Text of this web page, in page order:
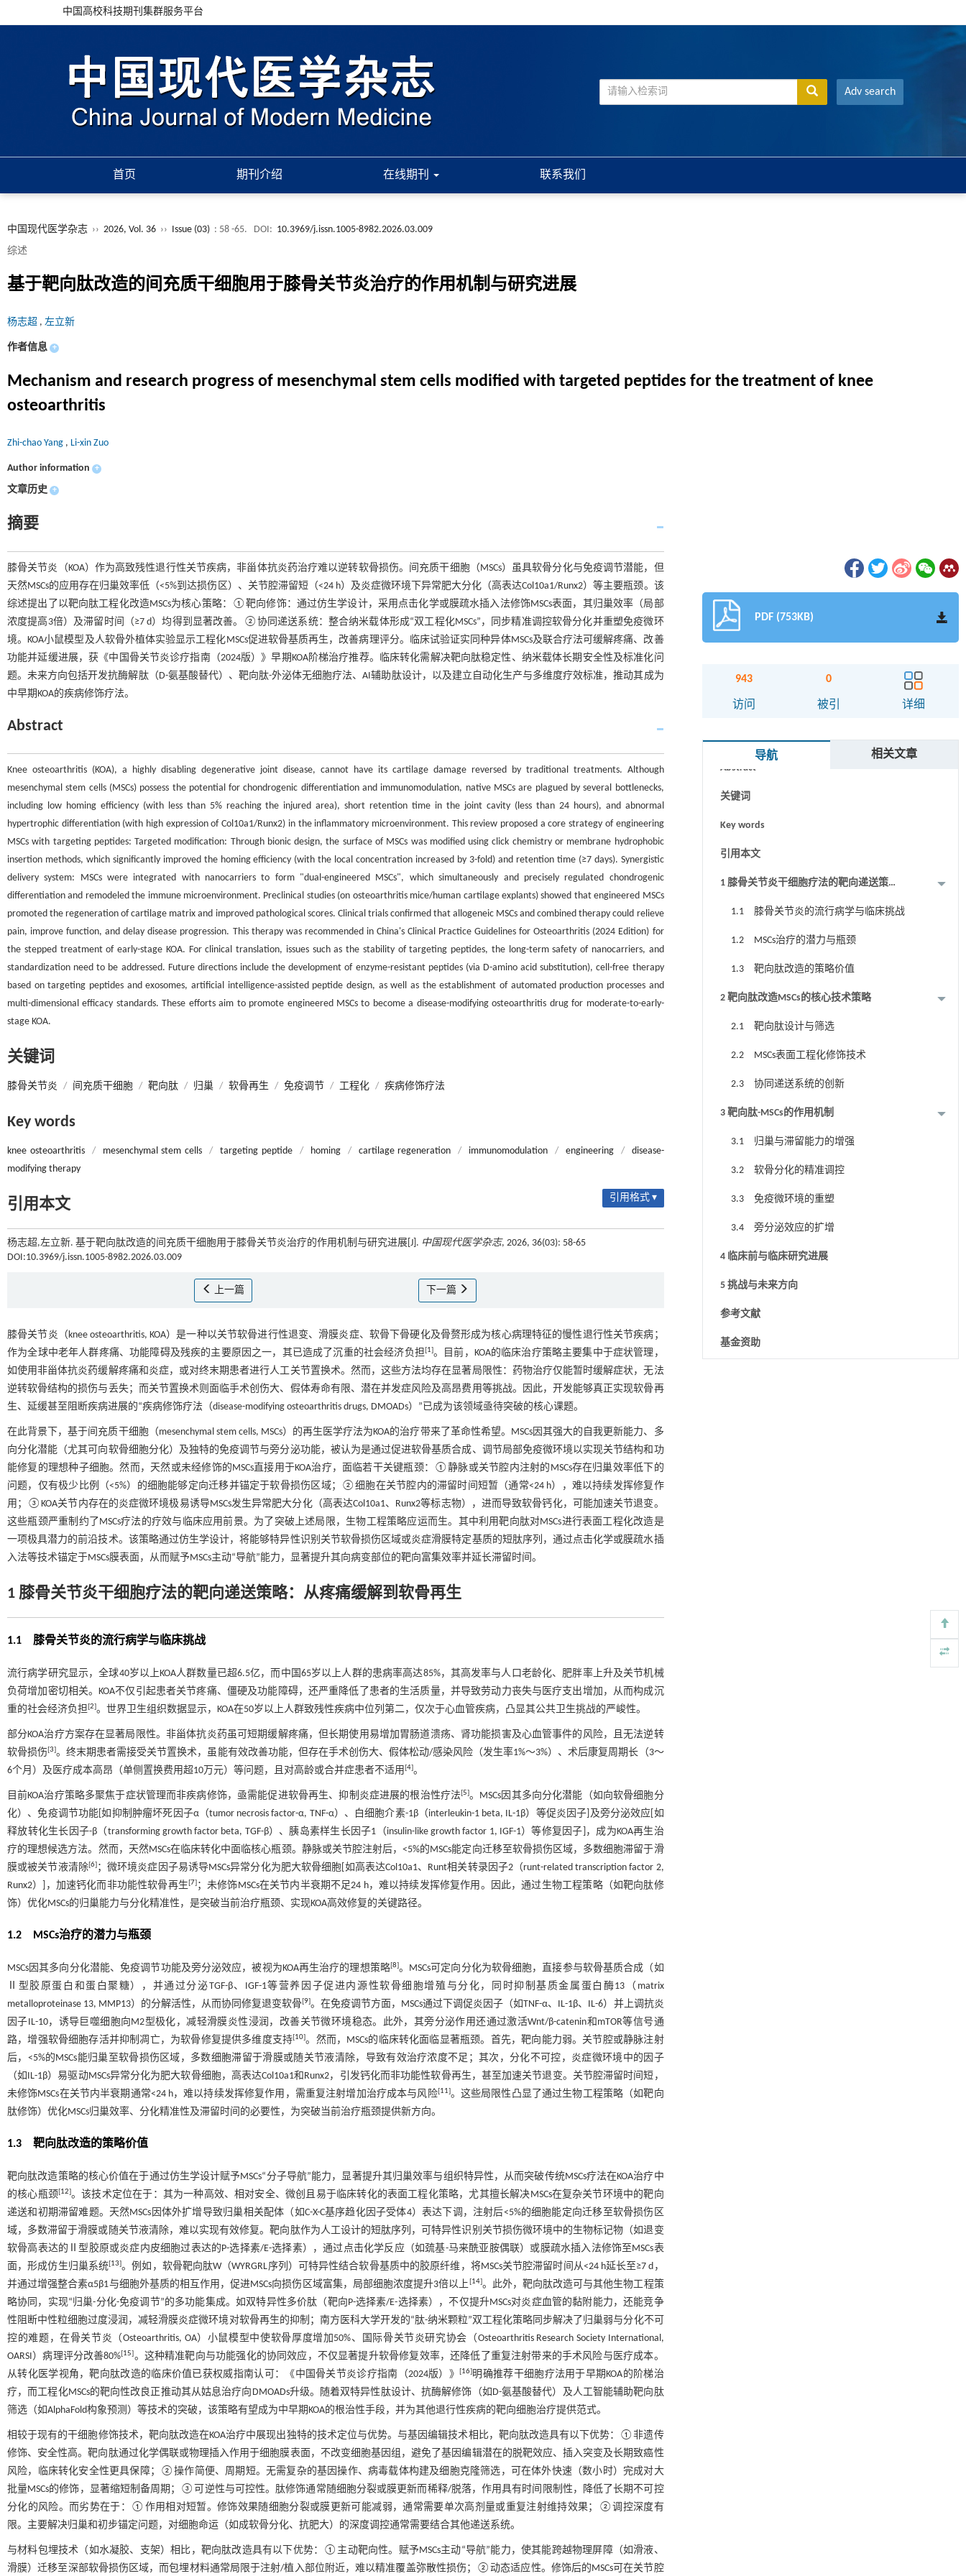
中国高校科技期刊集群服务平台
Adv search
首页 期刊介绍 在线期刊 联系我们
中国现代医学杂志 ›› 2026, Vol. 36 ›› Issue (03) : 58 -65. DOI: 10.3969/j.issn.1005-8982.2026.03.009
综述
基于靶向肽改造的间充质干细胞用于膝骨关节炎治疗的作用机制与研究进展
杨志超 , 左立新
作者信息 +
Mechanism and research progress of mesenchymal stem cells modified with targeted peptides for the treatment of knee
osteoarthritis
Zhi-chao Yang , Li-xin Zuo
Author information +
文章历史 +
摘要
膝骨关节炎（KOA）作为高致残性退行性关节疾病，非甾体抗炎药治疗难以逆转软骨损伤。间充质干细胞（MSCs）虽具软骨分化与免疫调节潜能，但
天然MSCs的应用存在归巢效率低（<5%到达损伤区）、关节腔滞留短（<24 h）及炎症微环境下异常肥大分化（高表达Col10a1/Runx2）等主要瓶颈。该
综述提出了以靶向肽工程化改造MSCs为核心策略：①靶向修饰：通过仿生学设计，采用点击化学或膜疏水插入法修饰MSCs表面，其归巢效率（局部
浓度提高3倍）及滞留时间（≥7 d）均得到显著改善。②协同递送系统：整合纳米载体形成“双工程化MSCs”，同步精准调控软骨分化并重塑免疫微环
境。KOA小鼠模型及人软骨外植体实验显示工程化MSCs促进软骨基质再生，改善病理评分。临床试验证实同种异体MSCs及联合疗法可缓解疼痛、改善
功能并延缓进展，获《中国骨关节炎诊疗指南（2024版）》早期KOA阶梯治疗推荐。临床转化需解决靶向肽稳定性、纳米载体长期安全性及标准化问
题。未来方向包括开发抗酶解肽（D-氨基酸替代）、靶向肽-外泌体无细胞疗法、AI辅助肽设计，以及建立自动化生产与多维度疗效标准，推动其成为
中早期KOA的疾病修饰疗法。
Abstract
Knee osteoarthritis (KOA), a highly disabling degenerative joint disease, cannot have its cartilage damage reversed by traditional treatments. Although
mesenchymal stem cells (MSCs) possess the potential for chondrogenic differentiation and immunomodulation, native MSCs are plagued by several bottlenecks,
including low homing efficiency (with less than 5% reaching the injured area), short retention time in the joint cavity (less than 24 hours), and abnormal
hypertrophic differentiation (with high expression of Col10a1/Runx2) in the inflammatory microenvironment. This review proposed a core strategy of engineering
MSCs with targeting peptides: Targeted modification: Through bionic design, the surface of MSCs was modified using click chemistry or membrane hydrophobic
insertion methods, which significantly improved the homing efficiency (with the local concentration increased by 3-fold) and retention time (≥7 days). Synergistic
delivery system: MSCs were integrated with nanocarriers to form "dual-engineered MSCs", which simultaneously and precisely regulated chondrogenic
differentiation and remodeled the immune microenvironment. Preclinical studies (on osteoarthritis mice/human cartilage explants) showed that engineered MSCs
promoted the regeneration of cartilage matrix and improved pathological scores. Clinical trials confirmed that allogeneic MSCs and combined therapy could relieve
pain, improve function, and delay disease progression. This therapy was recommended in China's Clinical Practice Guidelines for Osteoarthritis (2024 Edition) for
the stepped treatment of early-stage KOA. For clinical translation, issues such as the stability of targeting peptides, the long-term safety of nanocarriers, and
standardization need to be addressed. Future directions include the development of enzyme-resistant peptides (via D-amino acid substitution), cell-free therapy
based on targeting peptides and exosomes, artificial intelligence-assisted peptide design, as well as the establishment of automated production processes and
multi-dimensional efficacy standards. These efforts aim to promote engineered MSCs to become a disease-modifying osteoarthritis drug for moderate-to-early-
stage KOA.
关键词
膝骨关节炎 / 间充质干细胞 / 靶向肽 / 归巢 / 软骨再生 / 免疫调节 / 工程化 / 疾病修饰疗法
Key words
knee osteoarthritis / mesenchymal stem cells / targeting peptide / homing / cartilage regeneration / immunomodulation / engineering /
disease-
modifying therapy
引用本文 引用格式 ▾
杨志超,左立新. 基于靶向肽改造的间充质干细胞用于膝骨关节炎治疗的作用机制与研究进展[J]. 中国现代医学杂志, 2026, 36(03): 58-65
DOI:10.3969/j.issn.1005-8982.2026.03.009
上一篇 下一篇
膝骨关节炎（knee osteoarthritis, KOA）是一种以关节软骨进行性退变、滑膜炎症、软骨下骨硬化及骨赘形成为核心病理特征的慢性退行性关节疾病；
作为全球中老年人群疼痛、功能障碍及残疾的主要原因之一，其已造成了沉重的社会经济负担[1]。目前，KOA的临床治疗策略主要集中于症状管理，
如使用非甾体抗炎药缓解疼痛和炎症，或对终末期患者进行人工关节置换术。然而，这些方法均存在显著局限性：药物治疗仅能暂时缓解症状，无法
逆转软骨结构的损伤与丢失；而关节置换术则面临手术创伤大、假体寿命有限、潜在并发症风险及高昂费用等挑战。因此，开发能够真正实现软骨再
生、延缓甚至阻断疾病进展的“疾病修饰疗法（disease-modifying osteoarthritis drugs, DMOADs）”已成为该领域亟待突破的核心课题。
在此背景下，基于间充质干细胞（mesenchymal stem cells, MSCs）的再生医学疗法为KOA的治疗带来了革命性希望。MSCs因其强大的自我更新能力、多
向分化潜能（尤其可向软骨细胞分化）及独特的免疫调节与旁分泌功能，被认为是通过促进软骨基质合成、调节局部免疫微环境以实现关节结构和功
能修复的理想种子细胞。然而，天然或未经修饰的MSCs直接用于KOA治疗，面临若干关键瓶颈：①静脉或关节腔内注射的MSCs存在归巢效率低下的
问题，仅有极少比例（<5%）的细胞能够定向迁移并锚定于软骨损伤区域；②细胞在关节腔内的滞留时间短暂（通常<24 h），难以持续发挥修复作
用；③KOA关节内存在的炎症微环境极易诱导MSCs发生异常肥大分化（高表达Col10a1、Runx2等标志物），进而导致软骨钙化，可能加速关节退变。
这些瓶颈严重制约了MSCs疗法的疗效与临床应用前景。为了突破上述局限，生物工程策略应运而生。其中利用靶向肽对MSCs进行表面工程化改造是
一项极具潜力的前沿技术。该策略通过仿生学设计，将能够特异性识别关节软骨损伤区域或炎症滑膜特定基质的短肽序列，通过点击化学或膜疏水插
入法等技术锚定于MSCs膜表面，从而赋予MSCs主动“导航”能力，显著提升其向病变部位的靶向富集效率并延长滞留时间。
1 膝骨关节炎干细胞疗法的靶向递送策略：从疼痛缓解到软骨再生
1.1 膝骨关节炎的流行病学与临床挑战
流行病学研究显示，全球40岁以上KOA人群数量已超6.5亿，而中国65岁以上人群的患病率高达85%，其高发率与人口老龄化、肥胖率上升及关节机械
负荷增加密切相关。KOA不仅引起患者关节疼痛、僵硬及功能障碍，还严重降低了患者的生活质量，并导致劳动力丧失与医疗支出增加，从而构成沉
重的社会经济负担[2]。世界卫生组织数据显示，KOA在50岁以上人群致残性疾病中位列第二，仅次于心血管疾病，凸显其公共卫生挑战的严峻性。
部分KOA治疗方案存在显著局限性。非甾体抗炎药虽可短期缓解疼痛，但长期使用易增加胃肠道溃疡、肾功能损害及心血管事件的风险，且无法逆转
软骨损伤[3]。终末期患者需接受关节置换术，虽能有效改善功能，但存在手术创伤大、假体松动/感染风险（发生率1%～3%）、术后康复周期长（3～
6个月）及医疗成本高昂（单侧置换费用超10万元）等问题，且对高龄或合并症患者不适用 [4]。
目前KOA治疗策略多聚焦于症状管理而非疾病修饰，亟需能促进软骨再生、抑制炎症进展的根治性疗法[5]。MSCs因其多向分化潜能（如向软骨细胞分
化）、免疫调节功能[如抑制肿瘤坏死因子α（tumor necrosis factor-α, TNF-α）、白细胞介素-1β（interleukin-1 beta, IL-1β）等促炎因子]及旁分泌效应[如
释放转化生长因子-β（transforming growth factor beta, TGF-β）、胰岛素样生长因子1（insulin-like growth factor 1, IGF-1）等修复因子]，成为KOA再生治
疗的理想候选方法。然而，天然MSCs在临床转化中面临核心瓶颈。静脉或关节腔注射后，<5%的MSCs能定向迁移至软骨损伤区域，多数细胞滞留于滑
膜或被关节液清除[6]；微环境炎症因子易诱导MSCs异常分化为肥大软骨细胞[如高表达Col10a1、Runt相关转录因子2（runt-related transcription factor 2,
Runx2）]，加速钙化而非功能性软骨再生[7]；未修饰MSCs在关节内半衰期不足24 h，难以持续发挥修复作用。因此，通过生物工程策略（如靶向肽修
饰）优化MSCs的归巢能力与分化精准性，是突破当前治疗瓶颈、实现KOA高效修复的关键路径。
1.2 MSCs治疗的潜力与瓶颈
MSCs因其多向分化潜能、免疫调节功能及旁分泌效应，被视为KOA再生治疗的理想策略[8]。MSCs可定向分化为软骨细胞，直接参与软骨基质合成（如
Ⅱ型胶原蛋白和蛋白聚糖），并通过分泌TGF-β、IGF-1等营养因子促进内源性软骨细胞增殖与分化，同时抑制基质金属蛋白酶13（matrix
metalloproteinase 13, MMP13）的分解活性，从而协同修复退变软骨[9]。在免疫调节方面，MSCs通过下调促炎因子（如TNF-α、IL-1β、IL-6）并上调抗炎
因子IL-10，诱导巨噬细胞向M2型极化，减轻滑膜炎性浸润，改善关节微环境稳态。此外，其旁分泌作用还通过激活Wnt/β-catenin和mTOR等信号通
路，增强软骨细胞存活并抑制凋亡，为软骨修复提供多维度支持[10]。然而，MSCs的临床转化面临显著瓶颈。首先，靶向能力弱。关节腔或静脉注射
后，<5%的MSCs能归巢至软骨损伤区域，多数细胞滞留于滑膜或随关节液清除，导致有效治疗浓度不足；其次，分化不可控，炎症微环境中的因子
（如IL-1β）易驱动MSCs异常分化为肥大软骨细胞，高表达Col10a1和Runx2，引发钙化而非功能性软骨再生，甚至加速关节退变。关节腔滞留时间短，
未修饰MSCs在关节内半衰期通常<24 h，难以持续发挥修复作用，需重复注射增加治疗成本与风险[11]。这些局限性凸显了通过生物工程策略（如靶向
肽修饰）优化MSCs归巢效率、分化精准性及滞留时间的必要性，为突破当前治疗瓶颈提供新方向。
1.3 靶向肽改造的策略价值
靶向肽改造策略的核心价值在于通过仿生学设计赋予MSCs“分子导航”能力，显著提升其归巢效率与组织特异性，从而突破传统MSCs疗法在KOA治疗中
的核心瓶颈[12]。该技术定位在于：其为一种高效、相对安全、微创且易于临床转化的表面工程化策略，尤其擅长解决MSCs在复杂关节环境中的靶向
递送和初期滞留难题。天然MSCs因体外扩增导致归巢相关配体（如C-X-C基序趋化因子受体4）表达下调，注射后<5%的细胞能定向迁移至软骨损伤区
域，多数滞留于滑膜或随关节液清除，难以实现有效修复。靶向肽作为人工设计的短肽序列，可特异性识别关节损伤微环境中的生物标记物（如退变
软骨高表达的Ⅱ型胶原或炎症内皮细胞过表达的P-选择素/E-选择素），通过点击化学反应（如巯基-马来酰亚胺偶联）或膜疏水插入法修饰至MSCs表
面，形成仿生归巢系统[13]。例如，软骨靶向肽W（WYRGRL序列）可特异性结合软骨基质中的胶原纤维，将MSCs关节腔滞留时间从<24 h延长至≥7 d，
并通过增强整合素α5β1与细胞外基质的相互作用，促进MSCs向损伤区域富集，局部细胞浓度提升3倍以上[14]。此外，靶向肽改造可与其他生物工程策
略协同，实现“归巢-分化-免疫调节”的多功能集成。如双特异性多价肽（靶向P-选择素/E-选择素），不仅提升MSCs对炎症血管的黏附能力，还能竞争
性阻断中性粒细胞过度浸润，减轻滑膜炎症微环境对软骨再生的抑制；南方医科大学开发的“肽-纳米颗粒”双工程化策略同步解决了归巢弱与分化不可
控的难题，在骨关节炎（Osteoarthritis, OA）小鼠模型中使软骨厚度增加50%、国际骨关节炎研究协会（Osteoarthritis Research Society International,
OARSI）病理评分改善80%[15]。这种精准靶向与功能强化的协同效应，不仅显著提升软骨修复效率，还降低了重复注射带来的手术风险与医疗成本。
从转化医学视角，靶向肽改造的临床价值已获权威指南认可：《中国骨关节炎诊疗指南（2024版）》[16]明确推荐干细胞疗法用于早期KOA的阶梯治
疗，而工程化MSCs的靶向性改良正推动其从姑息治疗向DMOADs升级。随着双特异性肽设计、抗酶解修饰（如D-氨基酸替代）及人工智能辅助靶向肽
筛选（如AlphaFold构象预测）等技术的突破，该策略有望成为中早期KOA的根治性手段，并为其他退行性疾病的靶向细胞治疗提供范式。
相较于现有的干细胞修饰技术，靶向肽改造在KOA治疗中展现出独特的技术定位与优势。与基因编辑技术相比，靶向肽改造具有以下优势：①非遗传
修饰、安全性高。靶向肽通过化学偶联或物理插入作用于细胞膜表面，不改变细胞基因组，避免了基因编辑潜在的脱靶效应、插入突变及长期致癌性
风险，临床转化安全性更具保障；②操作简便、周期短。无需复杂的基因操作、病毒载体构建及细胞克隆筛选，可在体外快速（数小时）完成对大
批量MSCs的修饰，显著缩短制备周期；③可逆性与可控性。肽修饰通常随细胞分裂或膜更新而稀释/脱落，作用具有时间限制性，降低了长期不可控
分化的风险。而劣势在于：①作用相对短暂。修饰效果随细胞分裂或膜更新可能减弱，通常需要单次高剂量或重复注射维持效果；②调控深度有
限。主要解决归巢和初步锚定问题，对细胞命运（如成软骨分化、抗肥大）的深度调控通常需要结合其他递送系统。
与材料包埋技术（如水凝胶、支架）相比，靶向肽改造具有以下优势：①主动靶向性。赋予MSCs主动“导航”能力，使其能跨越物理屏障（如滑液、
滑膜）迁移至深部软骨损伤区域，而包埋材料通常局限于注射/植入部位附近，难以精准覆盖弥散性损伤；②动态适应性。修饰后的MSCs可在关节腔
PDF (753KB)
943
访问
0
被引 详细
导航 相关文章
摘要
Abstract
关键词
Key words
引用本文
1 膝骨关节炎干细胞疗法的靶向递送策
略：从疼痛缓解到软骨再生
1.1 膝骨关节炎的流行病学与临床挑战
1.2 MSCs治疗的潜力与瓶颈
1.3 靶向肽改造的策略价值
2 靶向肽改造MSCs的核心技术策略
2.1 靶向肽设计与筛选
2.2 MSCs表面工程化修饰技术
2.3 协同递送系统的创新
3 靶向肽-MSCs的作用机制
3.1 归巢与滞留能力的增强
3.2 软骨分化的精准调控
3.3 免疫微环境的重塑
3.4 旁分泌效应的扩增
4 临床前与临床研究进展
5 挑战与未来方向
参考文献
基金资助